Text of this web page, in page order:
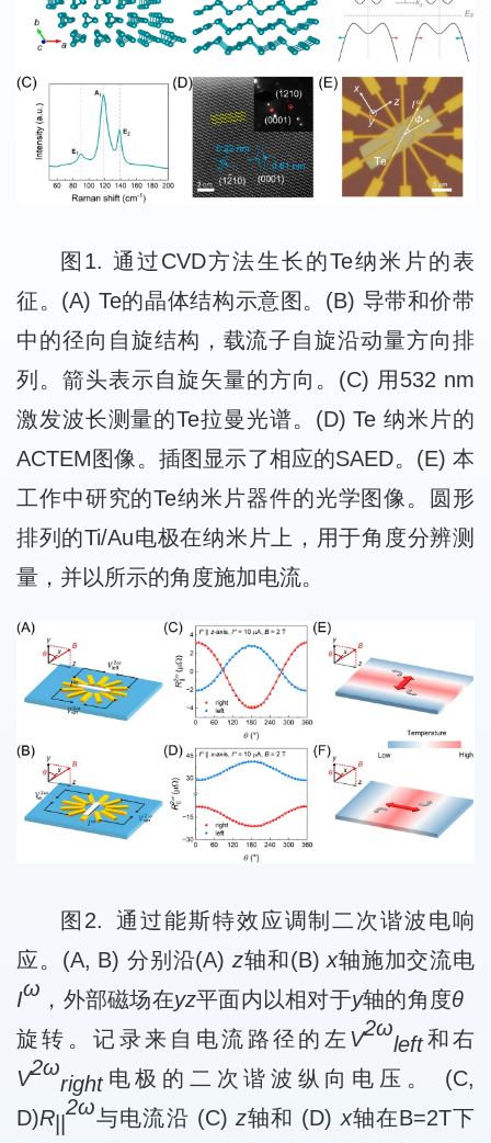
图1. 通过CVD方法生长的Te纳米片的表
征。(A) Te的晶体结构示意图。(B) 导带和价带
中的径向自旋结构，载流子自旋沿动量方向排
列。箭头表示自旋矢量的方向。(C) 用532 nm
激发波长测量的Te拉曼光谱。(D) Te 纳米片的
ACTEM图像。插图显示了相应的SAED。(E) 本
工作中研究的Te纳米片器件的光学图像。圆形
排列的Ti/Au电极在纳米片上，用于角度分辨测
量，并以所示的角度施加电流。
图2. 通过能斯特效应调制二次谐波电响
应。(A, B) 分别沿(A)z轴和(B)x轴施加交流电
Iω ，外部磁场在yz平面内以相对于y轴的角度θ
旋转。记录来自电流路径的左 V2ω
left和右
V2ω
right电极的二次谐波纵向电压。 (C,
D)R 2ω与电流沿 (C) z轴和 (D) x轴在B=2T下